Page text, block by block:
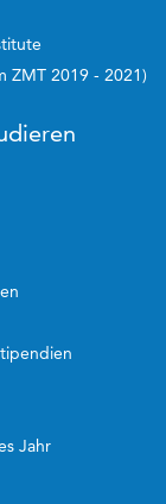
ZMT 2019 - 2021)
Jahr